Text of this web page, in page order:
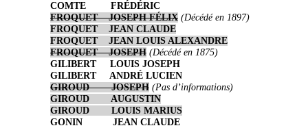
COMTE FRÉDÉRIC
FROQUET JOSEPH FÉLIX (Décédé en 1897)
FROQUET JEAN CLAUDE
FROQUET JEAN LOUIS ALEXANDRE
FROQUET JOSEPH (Décédé en 1875)
GILIBERT LOUIS JOSEPH
GILIBERT ANDRÉ LUCIEN
GIROUD JOSEPH (Pas d’informations)
GIROUD AUGUSTIN
GIROUD LOUIS MARIUS
GONIN JEAN CLAUDE